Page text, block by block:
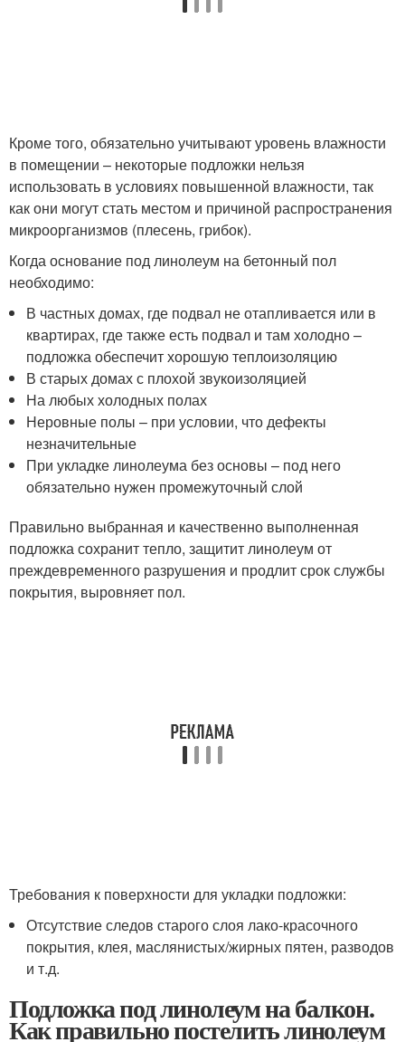
Кроме того, обязательно учитывают уровень влажности
в помещении – некоторые подложки нельзя
использовать в условиях повышенной влажности, так
как они могут стать местом и причиной распространения
микроорганизмов (плесень, грибок).
Когда основание под линолеум на бетонный пол
необходимо:
В частных домах, где подвал не отапливается или в
квартирах, где также есть подвал и там холодно –
подложка обеспечит хорошую теплоизоляцию
В старых домах с плохой звукоизоляцией
На любых холодных полах
Неровные полы – при условии, что дефекты
незначительные
При укладке линолеума без основы – под него
обязательно нужен промежуточный слой
Правильно выбранная и качественно выполненная
подложка сохранит тепло, защитит линолеум от
преждевременного разрушения и продлит срок службы
покрытия, выровняет пол.
Требования к поверхности для укладки подложки:
Отсутствие следов старого слоя лако-красочного
покрытия, клея, маслянистых/жирных пятен, разводов
и т.д.
Подложка под линолеум на балкон.
Как правильно постелить линолеум